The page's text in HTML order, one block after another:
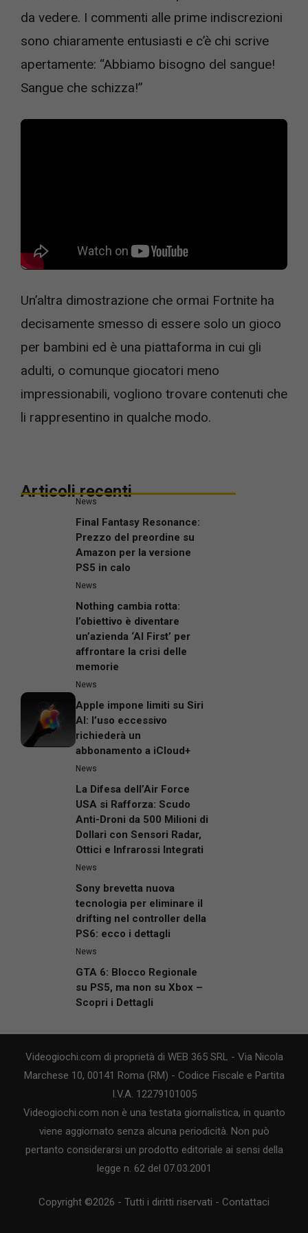
da vedere. I commenti alle prime indiscrezioni
sono chiaramente entusiasti e c’è chi scrive
apertamente: “Abbiamo bisogno del sangue!
Sangue che schizza!”
Un’altra dimostrazione che ormai Fortnite ha
decisamente smesso di essere solo un gioco
per bambini ed è una piattaforma in cui gli
adulti, o comunque giocatori meno
impressionabili, vogliono trovare contenuti che
li rappresentino in qualche modo.
Articoli recenti
News
Final Fantasy Resonance:
Prezzo del preordine su
Amazon per la versione
PS5 in calo
News
Nothing cambia rotta:
l’obiettivo è diventare
un’azienda ‘AI First’ per
affrontare la crisi delle
memorie
News
Apple impone limiti su Siri
AI: l’uso eccessivo
richiederà un
abbonamento a iCloud+
News
La Difesa dell’Air Force
USA si Rafforza: Scudo
Anti-Droni da 500 Milioni di
Dollari con Sensori Radar,
Ottici e Infrarossi Integrati
News
Sony brevetta nuova
tecnologia per eliminare il
drifting nel controller della
PS6: ecco i dettagli
News
GTA 6: Blocco Regionale
su PS5, ma non su Xbox –
Scopri i Dettagli
Videogiochi.com di proprietà di WEB 365 SRL - Via Nicola
Marchese 10, 00141 Roma (RM) - Codice Fiscale e Partita
I.V.A. 12279101005
Videogiochi.com non è una testata giornalistica, in quanto
viene aggiornato senza alcuna periodicità. Non può
pertanto considerarsi un prodotto editoriale ai sensi della
legge n. 62 del 07.03.2001
Copyright ©2026 - Tutti i diritti riservati - Contattaci